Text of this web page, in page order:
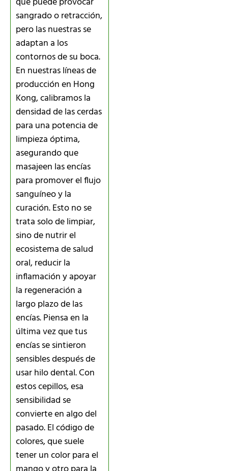
sangrado o retracción,
pero las nuestras se
adaptan a los
contornos de su boca.
En nuestras líneas de
producción en Hong
Kong, calibramos la
densidad de las cerdas
para una potencia de
limpieza óptima,
asegurando que
masajeen las encías
para promover el flujo
sanguíneo y la
curación. Esto no se
trata solo de limpiar,
sino de nutrir el
ecosistema de salud
oral, reducir la
inflamación y apoyar
la regeneración a
largo plazo de las
encías. Piensa en la
última vez que tus
encías se sintieron
sensibles después de
usar hilo dental. Con
estos cepillos, esa
sensibilidad se
convierte en algo del
pasado. El código de
colores, que suele
tener un color para el